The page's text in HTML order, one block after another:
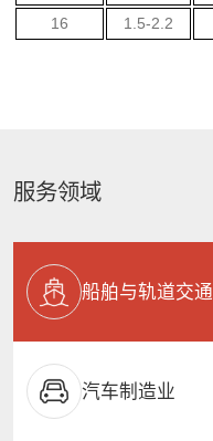
16
1.5-2.2
服务领域
船舶与轨道交通
汽车制造业